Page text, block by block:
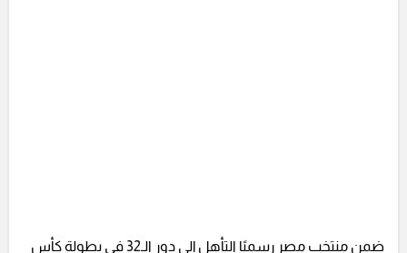
ضمن منتخب مصر رسميًا التأهل إلى دور الـ32 في بطولة كأس